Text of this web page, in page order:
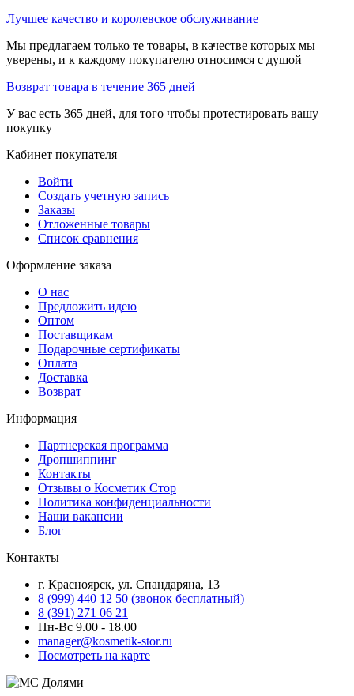
Лучшее качество и королевское обслуживание
Мы предлагаем только те товары, в качестве которых мы
уверены, и к каждому покупателю относимся с душой
Возврат товара в течение 365 дней
У вас есть 365 дней, для того чтобы протестировать вашу
покупку
Кабинет покупателя
Войти
Создать учетную запись
Заказы
Отложенные товары
Список сравнения
Оформление заказа
О нас
Предложить идею
Оптом
Поставщикам
Подарочные сертификаты
Оплата
Доставка
Возврат
Информация
Партнерская программа
Дропшиппинг
Контакты
Отзывы о Косметик Стор
Политика конфиденциальности
Наши вакансии
Блог
Контакты
г. Красноярск, ул. Спандаряна, 13
8 (999) 440 12 50 (звонок бесплатный)
8 (391) 271 06 21
Пн-Вс 9.00 - 18.00
manager@kosmetik-stor.ru
Посмотреть на карте